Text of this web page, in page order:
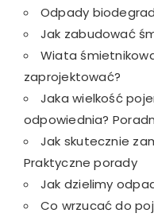
Odpady
Jak zabudować
Wiata
zaprojektować?
Jaka wielkość
odpowiednia?
Jak skutecznie
Praktyczne porady
Jak dzielimy
Co wrzucać do